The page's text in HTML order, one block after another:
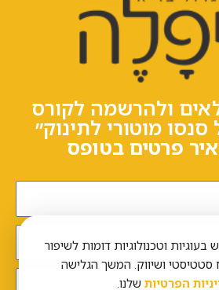
וטכנולוגיות דומות לשיפור
סטטיסטי ושיווק. המשך הגלישה
הפרטיות שלנו.
ולהרשמה לקורס
סנסו מוטורי לתינוק״
פרטים בטופס